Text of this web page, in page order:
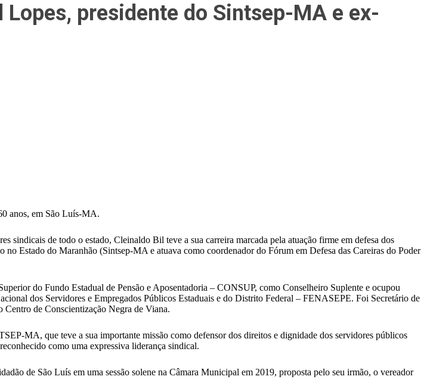
presidente do Sintsep-MA e ex-
anos, em São Luís-MA.
sindicais de todo o estado, Cleinaldo Bil teve a sua carreira marcada pela atuação firme em defesa dos
Estado do Maranhão (Sintsep-MA e atuava como coordenador do Fórum em Defesa das Careiras do Poder
do Fundo Estadual de Pensão e Aposentadoria – CONSUP, como Conselheiro Suplente e ocupou
dos Servidores e Empregados Públicos Estaduais e do Distrito Federal – FENASEPE. Foi Secretário de
Centro de Conscientização Negra de Viana.
MA, que teve a sua importante missão como defensor dos direitos e dignidade dos servidores públicos
como uma expressiva liderança sindical.
de São Luís em uma sessão solene na Câmara Municipal em 2019, proposta pelo seu irmão, o vereador